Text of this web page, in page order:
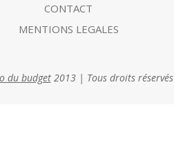
CONTACT
MENTIONS LEGALES
du budget 2013 | Tous droits réservés